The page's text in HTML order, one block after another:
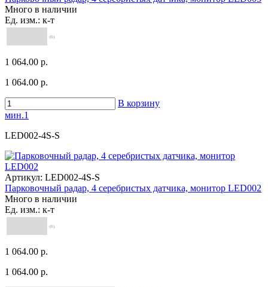
Много в наличии
Ед. изм.: к-т
(0)
1 064.00 р.
1 064.00 р.
В корзину
мин.1
LED002-4S-S
Артикул: LED002-4S-S
Парковочный радар, 4 серебристых датчика, монитор LED002
Много в наличии
Ед. изм.: к-т
(0)
1 064.00 р.
1 064.00 р.